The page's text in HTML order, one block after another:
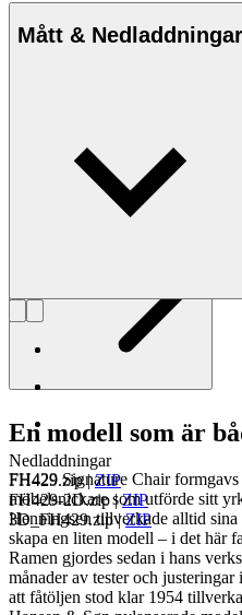
Frits Henningsen, som var känd
designer, såg hantverk av hög
skillnad från de flesta
möbler. Som medlem i
en viktig drivkraft för den tidens
erkännande för sin
Han gav nytt uttryck för
från det franska imperiet,
Läs mer om Frits Henningsen
Mått & Nedladdningar
Nedladdningar
FH429.zip|ZIP
FH429-2D.zip|ZIP
3D_FH429.zip|ZIP
En modell som är
FH429 Signature Chair
möbelsnickare som utförde sitt
Henningsen tillverkade alltid
skapa en liten modell – i det här
Ramen gjordes sedan i hans
månader av tester och
att fåtöljen stod klar 1954